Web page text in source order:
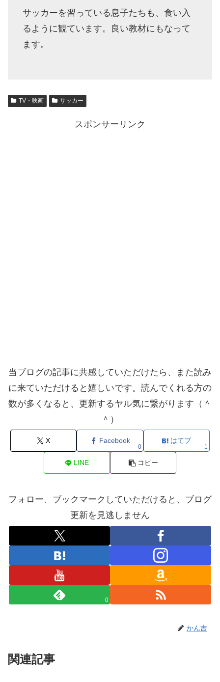
サッカーを習っている息子たちも、食い入
るように観ています。良い教材にもなって
ます。
TV・映画 サッカー
スポンサーリンク
当ブログの記事に共感していただけたら、また読み
に来ていただけると嬉しいです。読んでくれる方の
数が多くなると、更新するヤル気に繋がります（＾
＾）
X Facebook
0
はてブ
1
LINE コピー
フォロー、ブックマークしていただけると、ブログ
更新を見逃しません
0
かん吉
関連記事